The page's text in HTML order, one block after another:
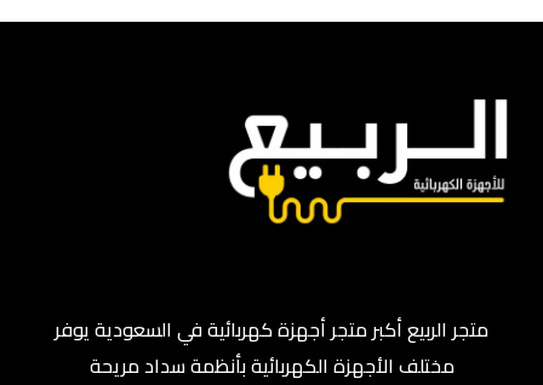
متجر الربيع أكبر متجر أجهزة كهربائية في السعودية يوفر
مختلف الأجهزة الكهربائية بأنظمة سداد مريحة